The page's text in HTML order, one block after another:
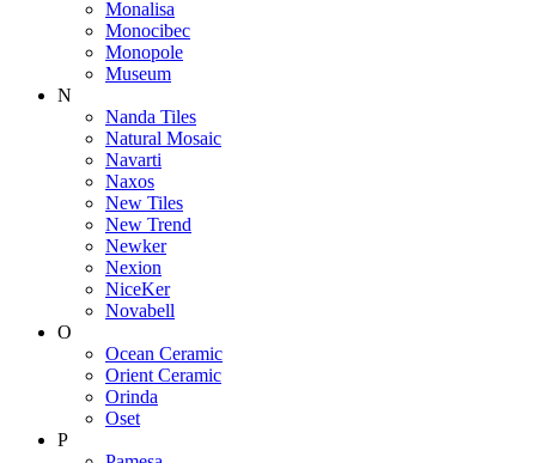
Monalisa
Monocibec
Monopole
Museum
N
Nanda Tiles
Natural Mosaic
Navarti
Naxos
New Tiles
New Trend
Newker
Nexion
NiceKer
Novabell
O
Ocean Ceramic
Orient Ceramic
Orinda
Oset
P